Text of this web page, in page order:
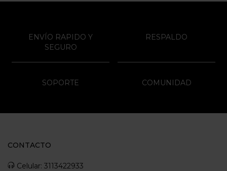
ENVÍO RAPIDO Y
SEGURO
RESPALDO
SOPORTE COMUNIDAD
CONTACTO
Celular: 3113422933